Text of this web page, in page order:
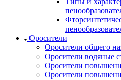
Оросители
Оросители oбщего
Оросители водяные
Оросители
Оросители